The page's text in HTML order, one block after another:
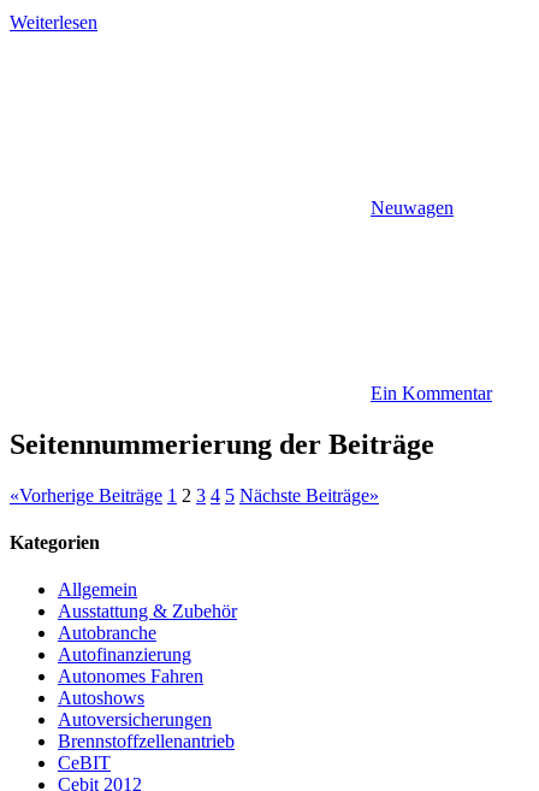
Weiterlesen
Neuwagen
Ein Kommentar
Seitennummerierung der Beiträge
«Vorherige Beiträge 1 2 3 4 5 Nächste Beiträge»
Kategorien
Allgemein
Ausstattung & Zubehör
Autobranche
Autofinanzierung
Autonomes Fahren
Autoshows
Autoversicherungen
Brennstoffzellenantrieb
CeBIT
Cebit 2012